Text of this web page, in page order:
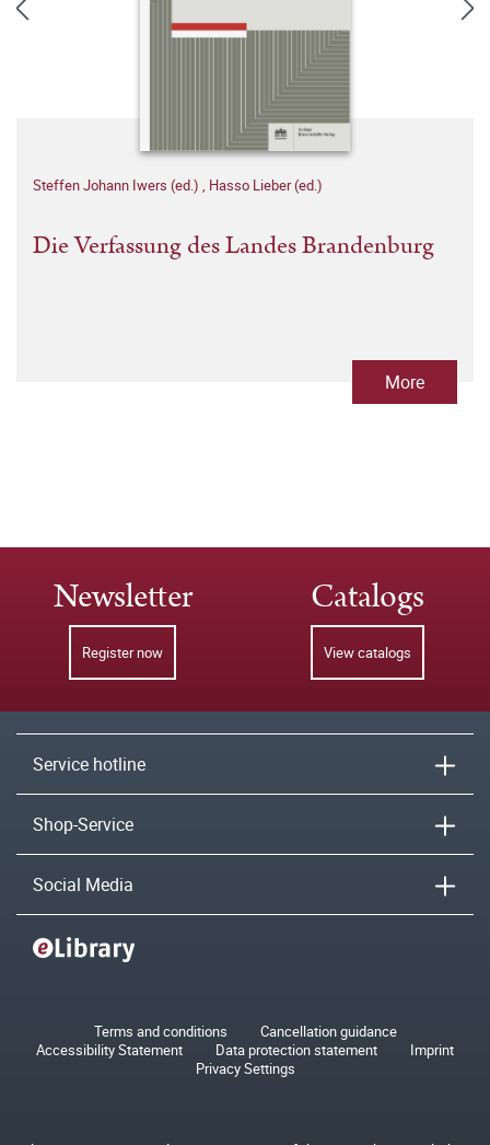
Steffen Johann Iwers (ed.) , Hasso Lieber (ed.)
Die Verfassung des Landes Brandenburg
More
Newsletter
Register now
Catalogs
View catalogs
Service hotline
Shop-Service
Social Media
Terms and conditions
Cancellation guidance
Accessibility Statement
Data protection statement
Imprint
Privacy Settings